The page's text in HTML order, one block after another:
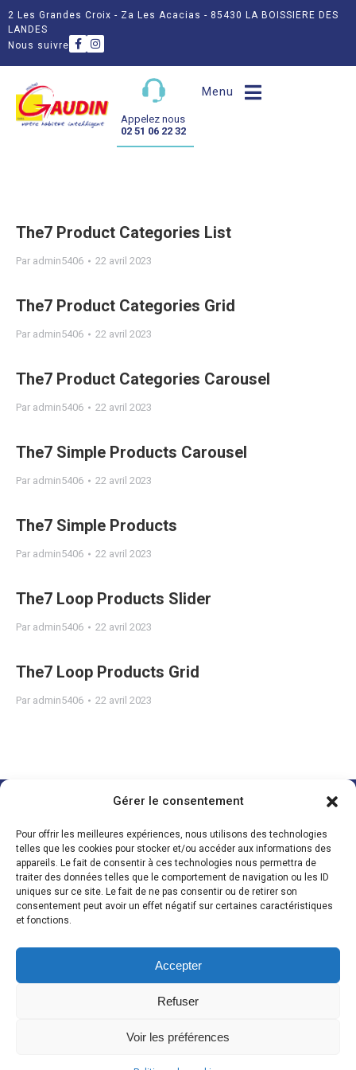
Gérer le consentement
Pour offrir les meilleures expériences, nous utilisons des technologies
telles que les cookies pour stocker et/ou accéder aux informations des
appareils. Le fait de consentir à ces technologies nous permettra de
traiter des données telles que le comportement de navigation ou les ID
uniques sur ce site. Le fait de ne pas consentir ou de retirer son
consentement peut avoir un effet négatif sur certaines caractéristiques
et fonctions.
Accepter
Refuser
Voir les préférences
2 Les Grandes Croix - Za Les Acacias - 85430 LA BOISSIERE DES
LANDES
Nous suivre
Appelez nous
02 51 06 22 32
Menu
The7 Product Categories List
Par admin5406 22 avril 2023
The7 Product Categories Grid
Par admin5406 22 avril 2023
The7 Product Categories Carousel
Par admin5406 22 avril 2023
The7 Simple Products Carousel
Par admin5406 22 avril 2023
The7 Simple Products
Par admin5406 22 avril 2023
The7 Loop Products Slider
Par admin5406 22 avril 2023
The7 Loop Products Grid
Par admin5406 22 avril 2023
POMPE À CHALEUR ELECTRICITÉ CHAUFFAGE
Za Les Acacias
85430 La Boissière des Landes
Tél. 02 51 06 22 32
Nous suivre
QUI SOMMES-NOUS ?